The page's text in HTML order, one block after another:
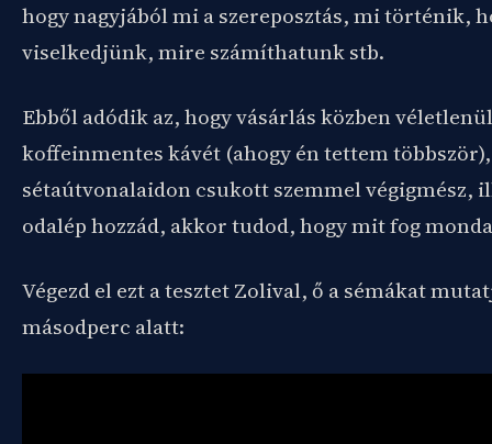
hogy nagyjából mi a szereposztás, mi történik,
viselkedjünk, mire számíthatunk stb.
Ebből adódik az, hogy vásárlás közben
koffeinmentes kávét (ahogy én tettem
sétaútvonalaidon csukott szemmel végigmész,
odalép hozzád, akkor tudod, hogy mit fog
Végezd el ezt a tesztet Zolival, ő a sémákat
másodperc alatt: